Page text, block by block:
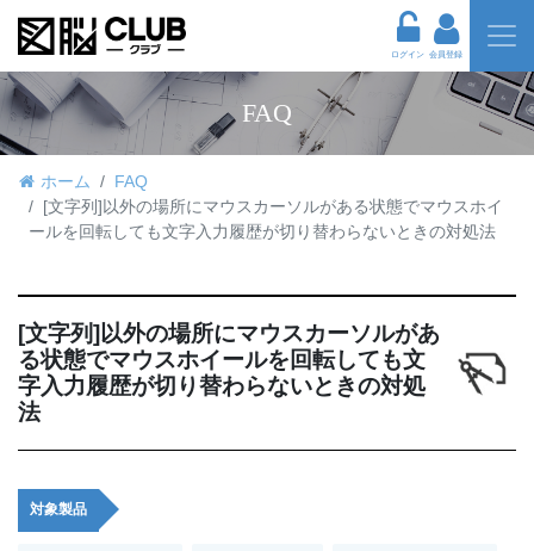
ログイン 会員登録
FAQ
ホーム
FAQ
[文字列]以外の場所にマウスカーソルがある状態でマウスホイ
ールを回転しても文字入力履歴が切り替わらないときの対処法
[文字列]以外の場所にマウスカーソルがあ
る状態でマウスホイールを回転しても文
字入力履歴が切り替わらないときの対処
法
対象製品